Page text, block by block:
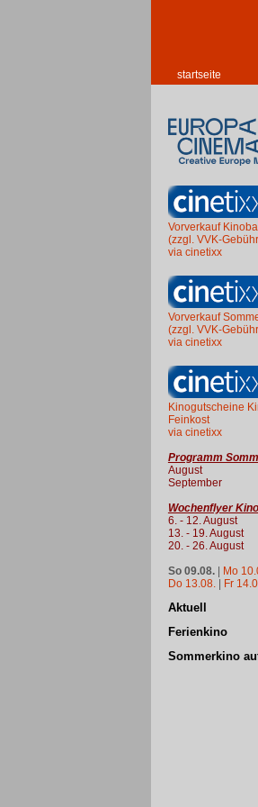
startseite
Vorverkauf
(zzgl. VVK-
via cinetixx
Vorverkauf
(zzgl. VVK-
via cinetixx
Kinogutscheine
Feinkost
via cinetixx
Programm
August
September
Wochenflyer
6. - 12. August
13. - 19. August
20. - 26. August
So 09.08.| Mo
Do 13.08. | Fr
Aktuell
Ferienkino
Sommerkino